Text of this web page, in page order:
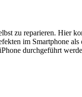
zu reparieren. Hier
im Smartphone
durchgeführt